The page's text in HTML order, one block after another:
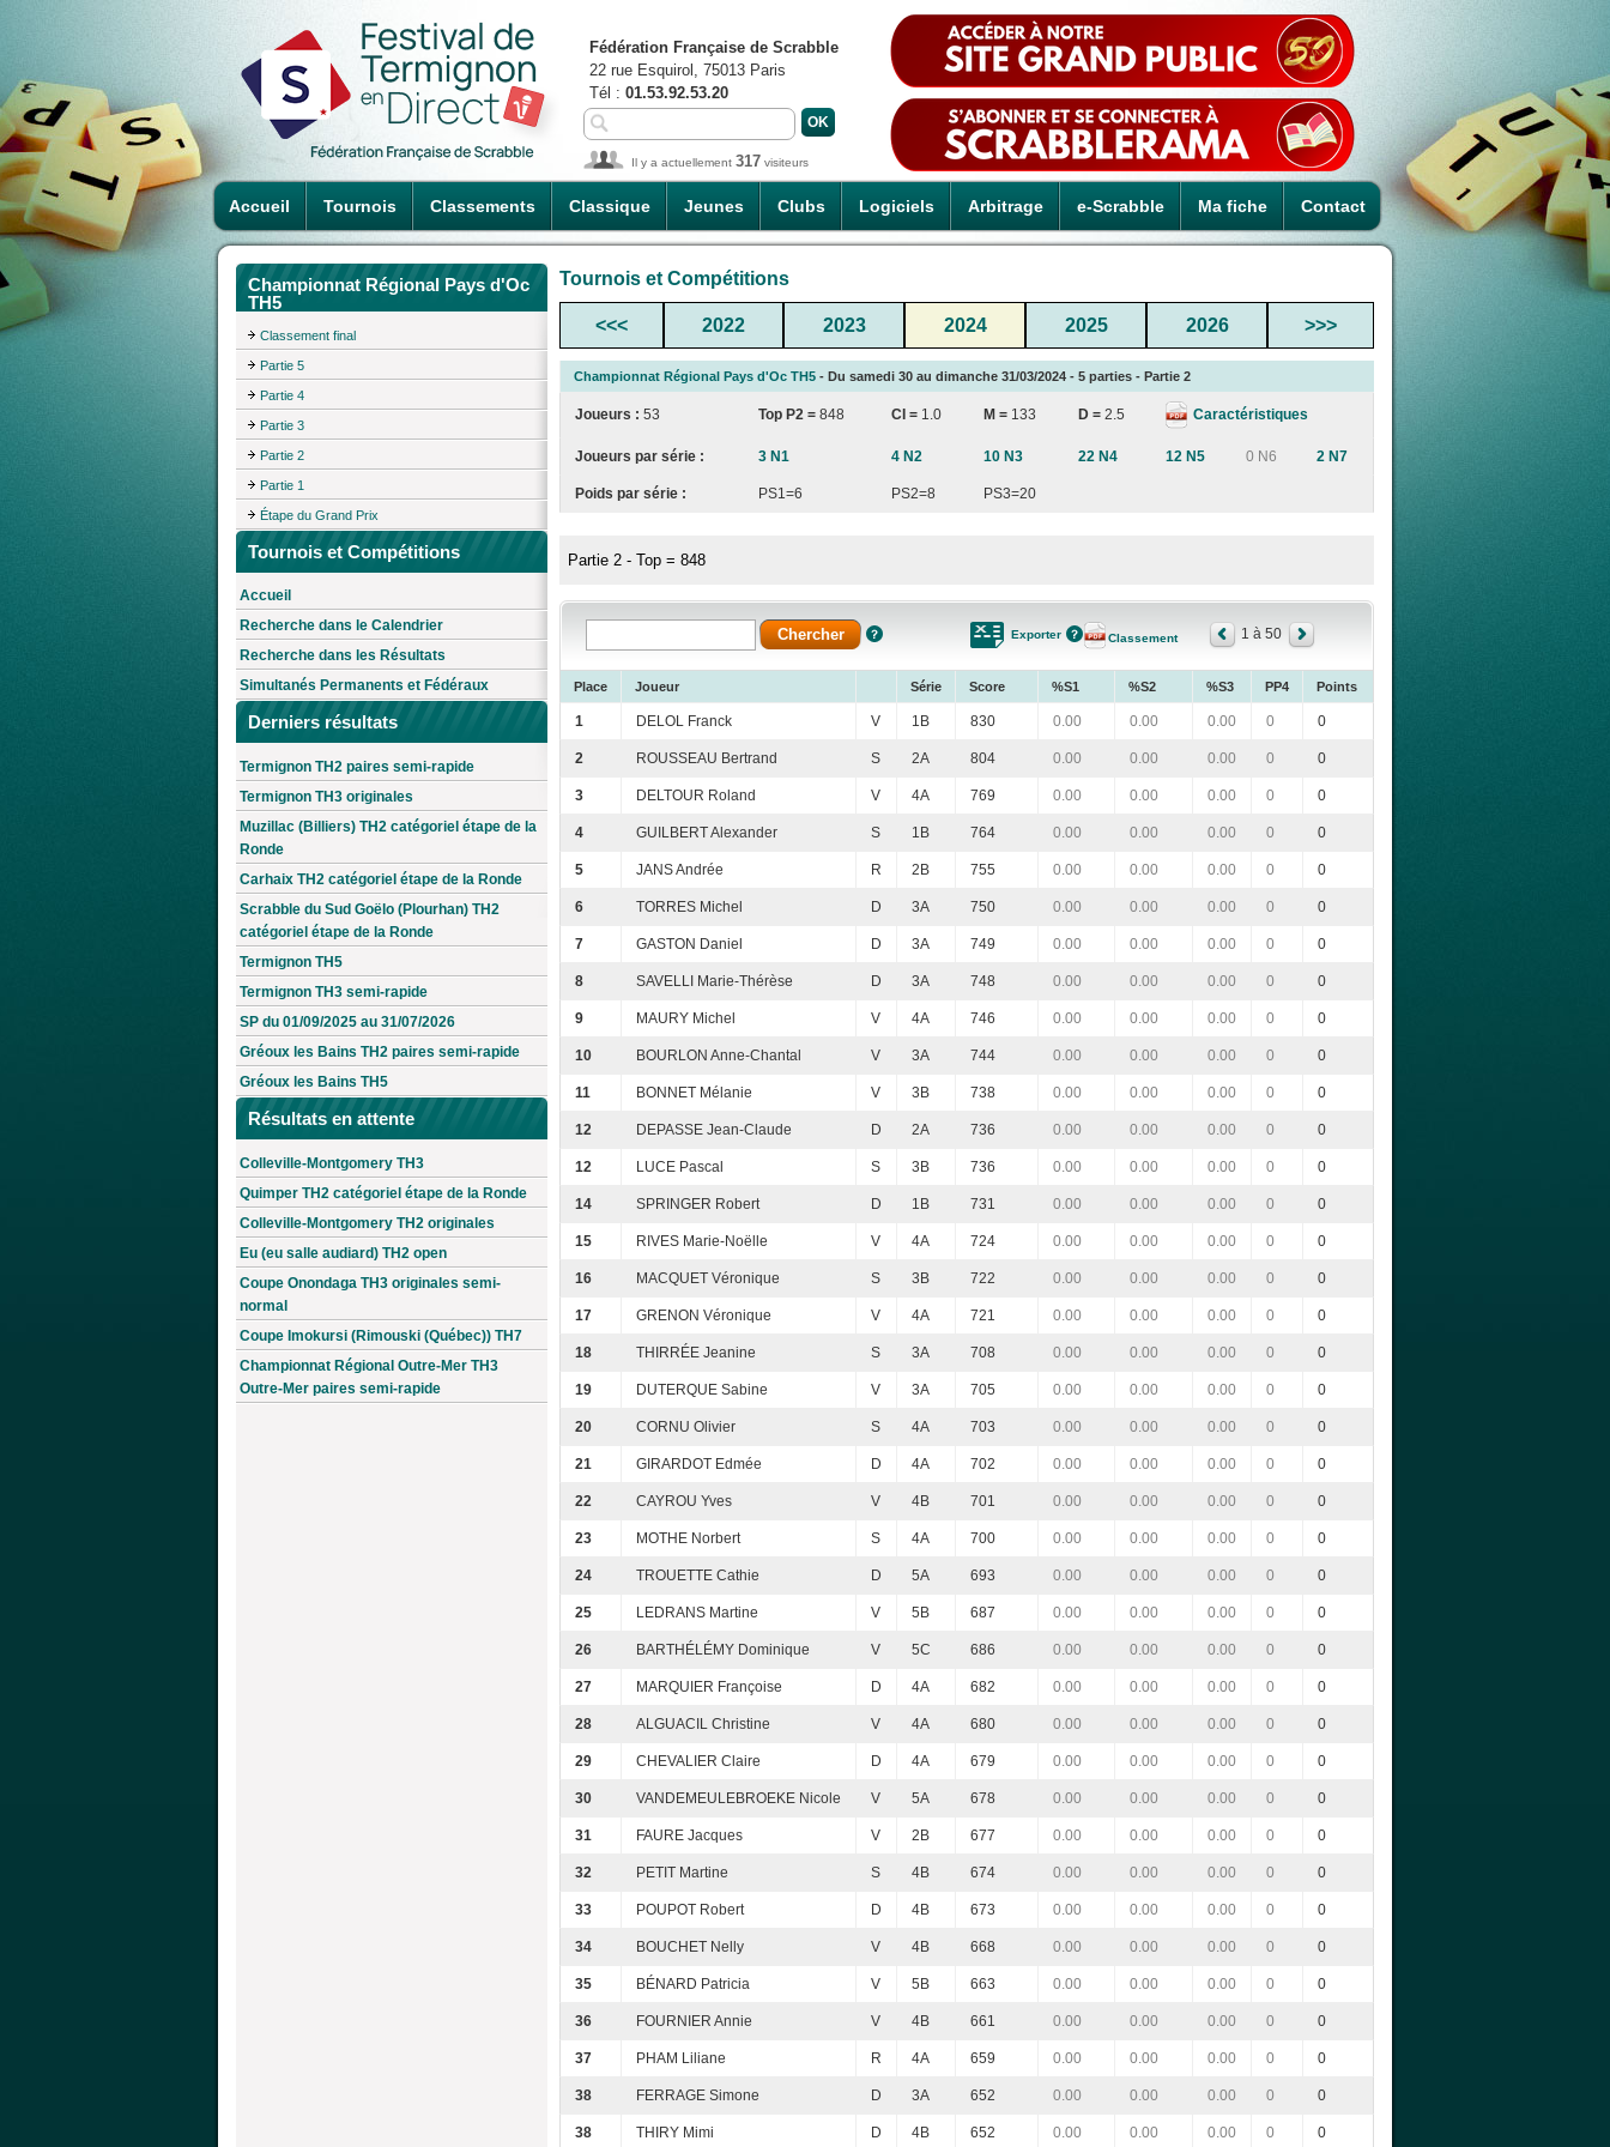
Accueil Tournois Classements Classique Jeunes Clubs Logiciels Arbitrage e-Scrabble Ma fiche Contact
Fédération Française de Scrabble
22 rue Esquirol, 75013 Paris
Tél : 01.53.92.53.20
Il y a actuellement 317 visiteurs
Championnat Régional Pays d'Oc
TH5
Classement final
Partie 5
Partie 4
Partie 3
Partie 2
Partie 1
Étape du Grand Prix
Tournois et Compétitions
Accueil
Recherche dans le Calendrier
Recherche dans les Résultats
Simultanés Permanents et Fédéraux
Derniers résultats
Termignon TH2 paires semi-rapide
Termignon TH3 originales
Muzillac (Billiers) TH2 catégoriel étape de la
Ronde
Carhaix TH2 catégoriel étape de la Ronde
Scrabble du Sud Goëlo (Plourhan) TH2
catégoriel étape de la Ronde
Termignon TH5
Termignon TH3 semi-rapide
SP du 01/09/2025 au 31/07/2026
Gréoux les Bains TH2 paires semi-rapide
Gréoux les Bains TH5
Résultats en attente
Colleville-Montgomery TH3
Quimper TH2 catégoriel étape de la Ronde
Colleville-Montgomery TH2 originales
Eu (eu salle audiard) TH2 open
Coupe Onondaga TH3 originales semi-
normal
Coupe Imokursi (Rimouski (Québec)) TH7
Championnat Régional Outre-Mer TH3
Outre-Mer paires semi-rapide
Tournois et Compétitions
<<< 2022 2023 2024 2025 2026 >>>
Championnat Régional Pays d'Oc TH5 - Du samedi 30 au dimanche 31/03/2024 - 5 parties - Partie 2
Joueurs : 53 Top P2 = 848 CI = 1.0 M = 133 D = 2.5 Caractéristiques
Joueurs par série : 3 N1 4 N2 10 N3 22 N4 12 N5 0 N6 2 N7
Poids par série : PS1=6 PS2=8 PS3=20
Partie 2 - Top = 848
Exporter Classement 1 à 50
Place Joueur Série Score %S1 %S2 %S3 PP4 Points
1 DELOL Franck V 1B 830 0.00 0.00 0.00 0 0
2 ROUSSEAU Bertrand S 2A 804 0.00 0.00 0.00 0 0
3 DELTOUR Roland V 4A 769 0.00 0.00 0.00 0 0
4 GUILBERT Alexander S 1B 764 0.00 0.00 0.00 0 0
5 JANS Andrée R 2B 755 0.00 0.00 0.00 0 0
6 TORRES Michel D 3A 750 0.00 0.00 0.00 0 0
7 GASTON Daniel D 3A 749 0.00 0.00 0.00 0 0
8 SAVELLI Marie-Thérèse D 3A 748 0.00 0.00 0.00 0 0
9 MAURY Michel V 4A 746 0.00 0.00 0.00 0 0
10 BOURLON Anne-Chantal V 3A 744 0.00 0.00 0.00 0 0
11 BONNET Mélanie V 3B 738 0.00 0.00 0.00 0 0
12 DEPASSE Jean-Claude D 2A 736 0.00 0.00 0.00 0 0
12 LUCE Pascal S 3B 736 0.00 0.00 0.00 0 0
14 SPRINGER Robert D 1B 731 0.00 0.00 0.00 0 0
15 RIVES Marie-Noëlle V 4A 724 0.00 0.00 0.00 0 0
16 MACQUET Véronique S 3B 722 0.00 0.00 0.00 0 0
17 GRENON Véronique V 4A 721 0.00 0.00 0.00 0 0
18 THIRRÉE Jeanine S 3A 708 0.00 0.00 0.00 0 0
19 DUTERQUE Sabine V 3A 705 0.00 0.00 0.00 0 0
20 CORNU Olivier S 4A 703 0.00 0.00 0.00 0 0
21 GIRARDOT Edmée D 4A 702 0.00 0.00 0.00 0 0
22 CAYROU Yves V 4B 701 0.00 0.00 0.00 0 0
23 MOTHE Norbert S 4A 700 0.00 0.00 0.00 0 0
24 TROUETTE Cathie D 5A 693 0.00 0.00 0.00 0 0
25 LEDRANS Martine V 5B 687 0.00 0.00 0.00 0 0
26 BARTHÉLÉMY Dominique V 5C 686 0.00 0.00 0.00 0 0
27 MARQUIER Françoise D 4A 682 0.00 0.00 0.00 0 0
28 ALGUACIL Christine V 4A 680 0.00 0.00 0.00 0 0
29 CHEVALIER Claire D 4A 679 0.00 0.00 0.00 0 0
30 VANDEMEULEBROEKE Nicole V 5A 678 0.00 0.00 0.00 0 0
31 FAURE Jacques V 2B 677 0.00 0.00 0.00 0 0
32 PETIT Martine S 4B 674 0.00 0.00 0.00 0 0
33 POUPOT Robert D 4B 673 0.00 0.00 0.00 0 0
34 BOUCHET Nelly V 4B 668 0.00 0.00 0.00 0 0
35 BÉNARD Patricia V 5B 663 0.00 0.00 0.00 0 0
36 FOURNIER Annie V 4B 661 0.00 0.00 0.00 0 0
37 PHAM Liliane R 4A 659 0.00 0.00 0.00 0 0
38 FERRAGE Simone D 3A 652 0.00 0.00 0.00 0 0
38 THIRY Mimi D 4B 652 0.00 0.00 0.00 0 0